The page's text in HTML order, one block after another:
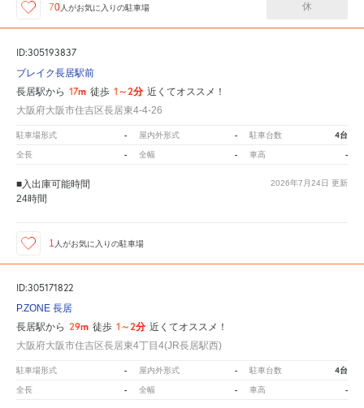
70 人がお気に入りの駐車場 休
ID:305193837
ブレイク長居駅前
長居駅から 17m 徒歩 1～2分 近くてオススメ！
大阪府大阪市住吉区長居東4-4-26
駐車場形式 - 屋内外形式 - 駐車台数 4台
全長 - 全幅 - 車高 -
2026年7月24日 更新
■入出庫可能時間
24時間
1 人がお気に入りの駐車場
ID:305171822
P.ZONE 長居
長居駅から 29m 徒歩 1～2分 近くてオススメ！
大阪府大阪市住吉区長居東4丁目4(JR長居駅西)
駐車場形式 - 屋内外形式 - 駐車台数 4台
全長 - 全幅 - 車高 -